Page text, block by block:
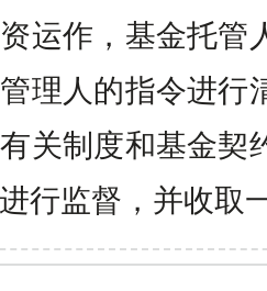
运作，基金托管
理人的指令进行
关制度和基金契
行监督，并收取